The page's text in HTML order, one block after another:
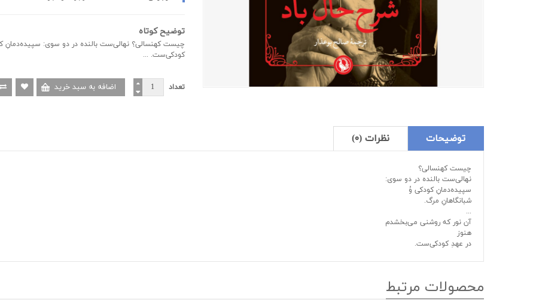
توضیح کوتاه
چیست کهنسالی؟ نهالی‌ست بالنده در دو سوی: سپیده‌دمانِ
کودکی‌ست. ...
تعداد
توضیحات نظرات (۰)
چیست کهنسالی؟
نهالی‌ست بالنده در دو سوی:
سپیده‌دمانِ کودکی وُ
شبانگاهانِ مرگ.
...
آن نور که روشنی می‌بخشدم
هنوز
در عهدِ کودکی‌ست.
محصولات مرتبط